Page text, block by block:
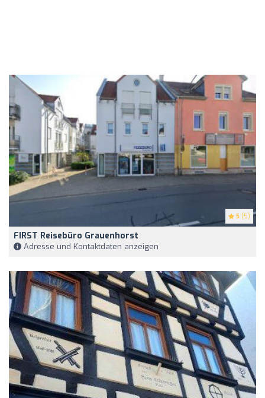
5 (5)
FIRST Reisebüro Grauenhorst
Adresse und Kontaktdaten anzeigen